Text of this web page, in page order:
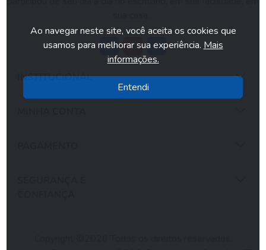
INSTITUCIONAL
Ao navegar neste site, você aceita os cookies que
usamos para melhorar sua experiência. Mais
informações.
Entendi